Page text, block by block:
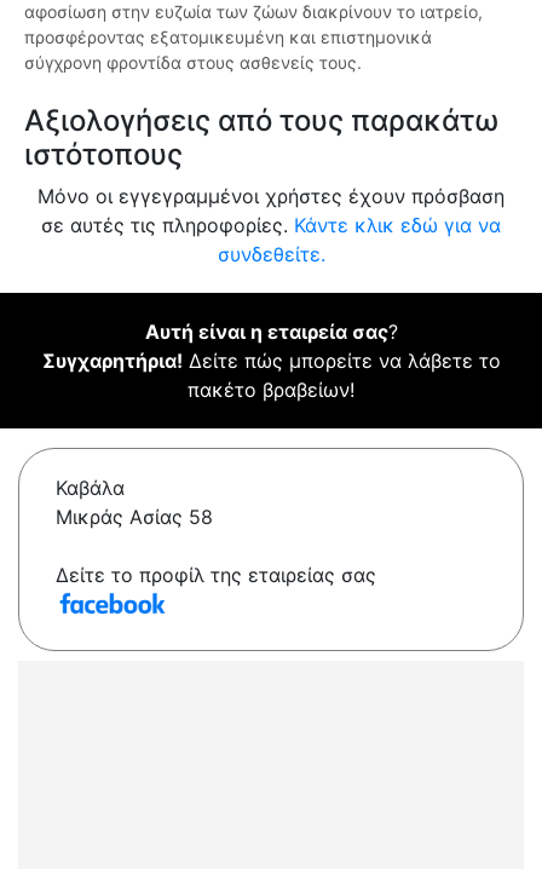
αφοσίωση στην ευζωία των ζώων διακρίνουν το ιατρείο,
προσφέροντας εξατομικευμένη και επιστημονικά
σύγχρονη φροντίδα στους ασθενείς τους.
Αξιολογήσεις από τους παρακάτω
ιστότοπους
Μόνο οι εγγεγραμμένοι χρήστες έχουν πρόσβαση
σε αυτές τις πληροφορίες. Κάντε κλικ εδώ για να
συνδεθείτε.
Αυτή είναι η εταιρεία σας?
Συγχαρητήρια! Δείτε πώς μπορείτε να λάβετε το
πακέτο βραβείων!
Καβάλα
Μικράς Ασίας 58
Δείτε το προφίλ της εταιρείας σας